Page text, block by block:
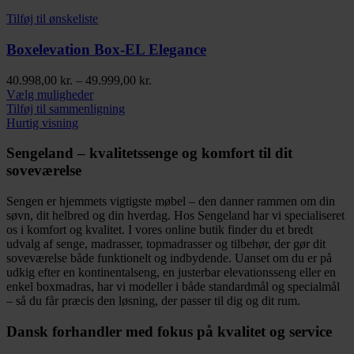
Mulighederne
vælges
på
varesiden
Tilføj til ønskeliste
Boxelevation Box-EL Elegance
40.998,00 kr. – 49.999,00 kr.
Vælg mulighederDette
vare
varianter.
på
varesiden
Tilføj til sammenligning
Hurtig visning
Sengeland – kvalitetssenge og komfort til dit
soveværelse
Sengen er hjemmets vigtigste møbel – den danner rammen om din
søvn, dit helbred og din hverdag. Hos Sengeland har vi specialiseret
os i komfort og kvalitet. I vores online butik finder du et bredt
udvalg af senge, madrasser, topmadrasser og tilbehør, der gør dit
soveværelse både funktionelt og indbydende. Uanset om du er på
udkig efter en kontinentalseng, en justerbar elevationsseng eller en
enkel boxmadras, har vi modeller i både standardmål og specialmål
– så du får præcis den løsning, der passer til dig og dit rum.
Dansk forhandler med fokus på kvalitet og service